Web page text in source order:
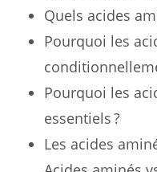
Quels acides
Pourquoi les
Pourquoi les
essentiels ?
Les acides